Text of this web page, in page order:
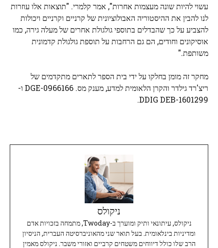
עשוי להיות שונה מעצמות אחרות", אמר קלמרי. "תוצאות אלו עוזרות
לנו להבין את ההיסטוריה האבולוציונית של קרניים וקרניים ויכולות
להצביע על כך שהבדלים בתוספי גולגולת אחרים של מעלה גירה, כמו
אוסיקונים וחודים, הם גם הרחבות על תוספת גולגולת קדמונית
משותפת."
מחקר זה מומן בחלקו על ידי בית הספר לתארים מתקדמים של
ריצ'רד גילדר והקרן הלאומית למדע, מענק מס. DGE-0966166 ו-
DDIG DEB-1601299.
ניקולס
ניקולס, עיתונאי ותיק ומוערך ב-Twoday, מתמחה בזכויות אדם
ומדיניות בינלאומית. בעל תואר שני מהאוניברסיטה העברית, הניסיון
הרב שלו כולל דיווחים משטחים קרביים ואזורי משבר. ניקולס מאמין